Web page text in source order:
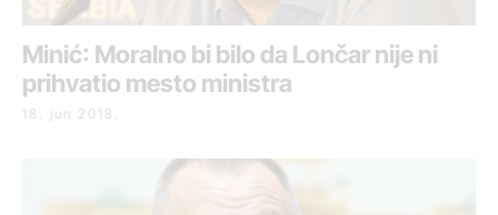
Minić: Moralno bi bilo da Lončar nije ni
prihvatio mesto ministra
18. jun 2018.